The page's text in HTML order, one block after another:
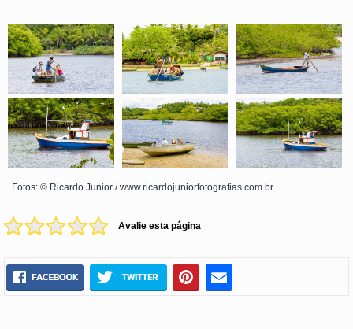
Fotos: © Ricardo Junior / www.ricardojuniorfotografias.com.br
Avalie esta página